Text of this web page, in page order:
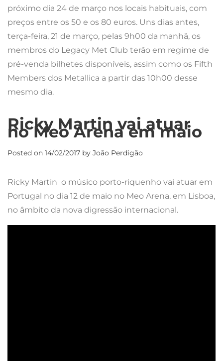
próximo dia 24 de março nos locais habituais, com
preços entre os 50 e os 80 euros. Uns dias antes,
terça-feira, 21 de março, pelas 9h00 da manhã, os
membros do Legacy Met Club terão em regime de
pré-venda bilhetes disponíveis, assim como os Fifth
Members dos Metallica a partir das 10h00 desse
mesmo dia.
Ricky Martin vai atuar
no Meo Arena em maio
Posted on 14/02/2017 by João Perdigão
Ricky Martin o músico porto-riquenho vai atuar em
Portugal no dia 12 de maio no Meo Arena, em Lisboa,
no âmbito da nova digressão internacional.